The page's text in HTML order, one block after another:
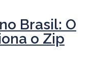
Brasil: O
o Zip